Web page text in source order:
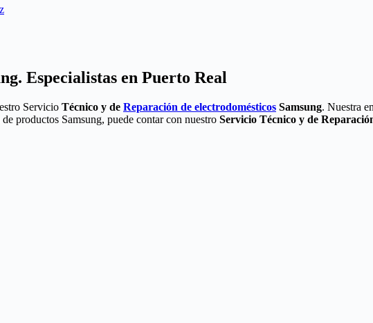
Especialistas en Puerto Real
Servicio Técnico y de Reparación de electrodomésticos Samsung. Nuestra
productos Samsung, puede contar con nuestro Servicio Técnico y de